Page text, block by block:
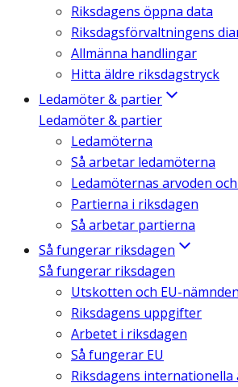
Riksdagens öppna data
Riksdagsförvaltningens
Allmänna handlingar
Hitta äldre riksdagstryck
Ledamöter & partier
Ledamöter & partier
Ledamöterna
Så arbetar ledamöterna
Ledamöternas arvoden
Partierna i riksdagen
Så arbetar partierna
Så fungerar riksdagen
Så fungerar riksdagen
Utskotten och EU-nämnden
Riksdagens uppgifter
Arbetet i riksdagen
Så fungerar EU
Riksdagens internationella